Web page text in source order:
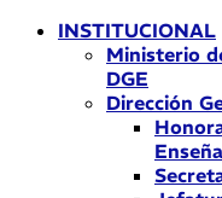
INSTITUCIONAL
Ministerio
DGE
Dirección